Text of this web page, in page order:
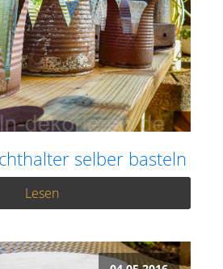
selber basteln
Lesen